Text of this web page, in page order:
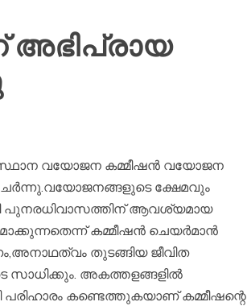
വയോജന കമ്മീഷന്‍ വയോജന
ക്ഷേമവും
പുനരധിവാസത്തിന് ആവശ്യമായ
കമ്മീഷന്‍ ചെയര്‍മാന്‍
തുടങ്ങിയ ജീവിത
സാധിക്കും. അകത്തളങ്ങളില്‍
കണ്ടെത്തുകയാണ് കമ്മീഷന്റെ